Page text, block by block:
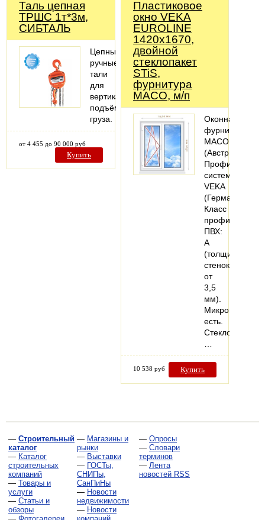
Таль цепная
ТРШС 1т*3м,
СИБТАЛЬ
Цепные
ручные
тали
для
вертикального
подъёма
груза.
от 4 455 до 90 000 руб
Купить
Пластиковое
окно VEKA
EUROLINE
1420х1670,
двойной
стеклопакет
STiS,
фурнитура
MACO, м/п
Оконная
фурнитура
MACO
(Австрия).
Профильная
система:
VEKA
(Германия).
Класс
профиля
ПВХ:
А
(толщина
стенок
от
3,5
мм).
есть.
Стеклопакеты:
10 538 руб Купить
— Строительный
каталог
— Каталог
строительных
компаний
— Товары и
услуги
— Статьи и
обзоры
— Магазины и
рынки
— Выставки
— ГОСТы,
СНИПы,
СанПиНы
— Новости
недвижимости
— Новости
— Опросы
— Словари
терминов
— Лента
новостей RSS